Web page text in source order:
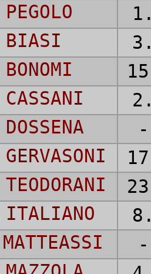
PEGOLO
BIASI
BONOMI
CASSANI
DOSSENA
-
GERVASONI
TEODORANI
ITALIANO
MATTEASSI
-